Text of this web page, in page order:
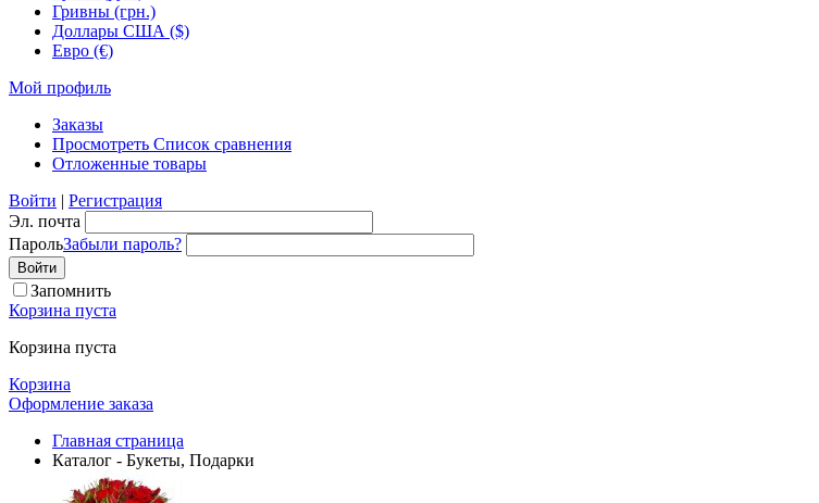
Гривны (грн.)
Доллары США ($)
Евро (€)
Мой профиль
Заказы
Просмотреть Список сравнения
Отложенные товары
Войти | Регистрация
Эл. почта
ПарольЗабыли пароль?
Запомнить
Корзина пуста
Корзина пуста
Корзина
Оформление заказа
Главная страница
Каталог - Букеты, Подарки